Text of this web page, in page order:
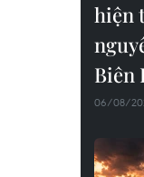
hiện
Biên
06/08/